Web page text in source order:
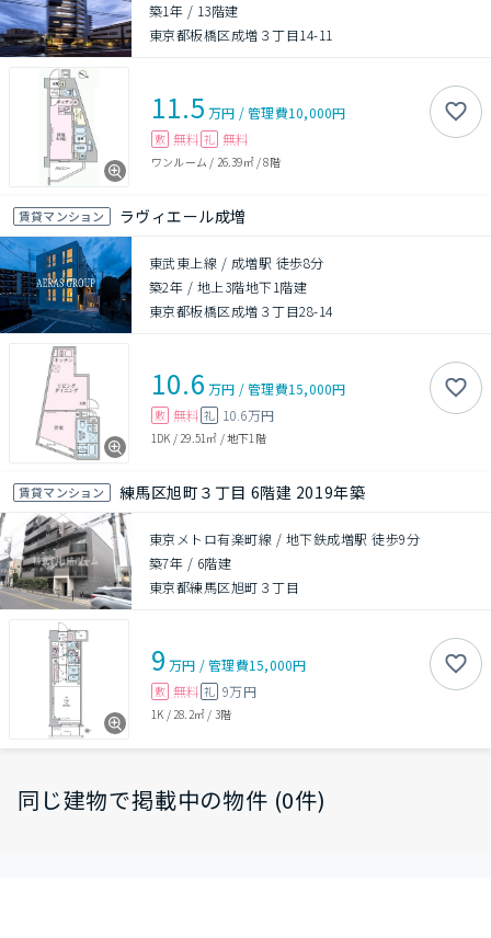
築1年 / 13階建
東京都板橋区成増３丁目14-11
11.5 万円 /管理費10,000円
敷 無料 礼 無料
ワンルーム / 26.39㎡/8階
賃貸マンション ラヴィエール成増
東武東上線 / 成増駅 徒歩8分
築2年 / 地上3階地下1階建
東京都板橋区成増３丁目28-14
10.6 万円 /管理費15,000円
敷 無料 礼 10.6万円
1DK / 29.51㎡ /地下1階
賃貸マンション 練馬区旭町３丁目 6階建 2019年築
東京メトロ有楽町線 / 地下鉄成増駅 徒歩9分
築7年 / 6階建
東京都練馬区旭町３丁目
9 万円 /管理費15,000円
敷 無料 礼 9万円
1K / 28.2㎡ / 3階
同じ建物で掲載中の物件 (0件)